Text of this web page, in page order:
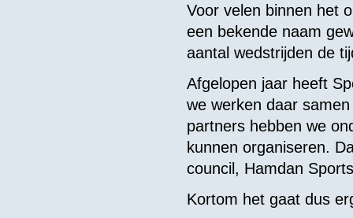
Voor velen binnen het
een bekende naam
aantal wedstrijden de
Afgelopen jaar heeft
we werken daar
partners hebben we
kunnen organiseren.
council, Hamdan
Kortom het gaat dus